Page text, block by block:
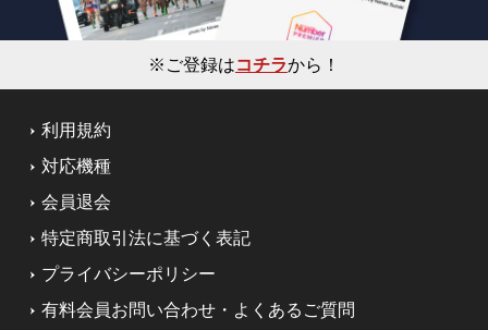
※ご登録はコチラから！
利用規約
対応機種
会員退会
特定商取引法に基づく表記
プライバシーポリシー
有料会員お問い合わせ・よくあるご質問